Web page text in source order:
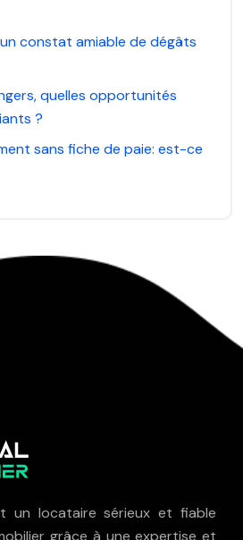
constat amiable de dégâts
quelles opportunités
?
sans fiche de paie: est-ce
un locataire sérieux et fiable
grâce à une expertise et